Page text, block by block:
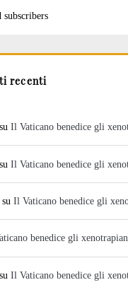
subscribers
recenti
Il Vaticano benedice gli
Il Vaticano benedice gli
Il Vaticano benedice gli
benedice gli
Il Vaticano benedice gli